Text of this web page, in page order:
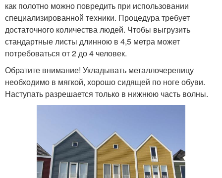
как полотно можно повредить при использовании
специализированной техники. Процедура требует
достаточного количества людей. Чтобы выгрузить
стандартные листы длинною в 4,5 метра может
потребоваться от 2 до 4 человек.
Обратите внимание! Укладывать металлочерепицу
необходимо в мягкой, хорошо сидящей по ноге обуви.
Наступать разрешается только в нижнюю часть волны.